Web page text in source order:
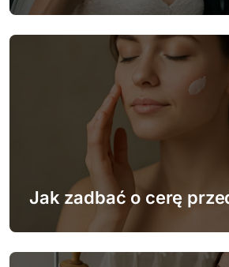
i
s
Jak zadbać o cerę